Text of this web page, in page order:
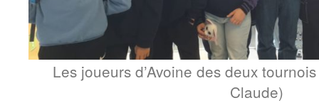
Les joueurs d’Avoine des deux
Claude)